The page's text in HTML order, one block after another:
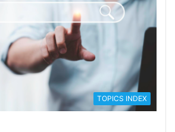
TOPICS INDEX